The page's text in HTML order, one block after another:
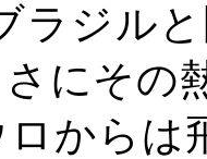
ラジル
にその
からは